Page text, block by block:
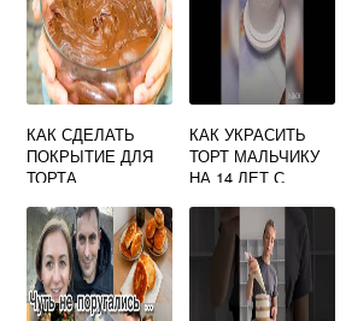
КАК СДЕЛАТЬ
ПОКРЫТИЕ ДЛЯ
ТОРТА
КАК УКРАСИТЬ
ТОРТ МАЛЬЧИКУ
НА 14 ЛЕТ С